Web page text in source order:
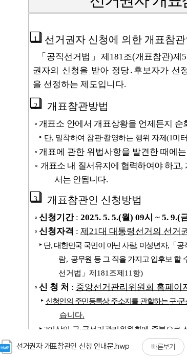
선거권자 개표참관인 신청 안내문.hwp 빠른보기